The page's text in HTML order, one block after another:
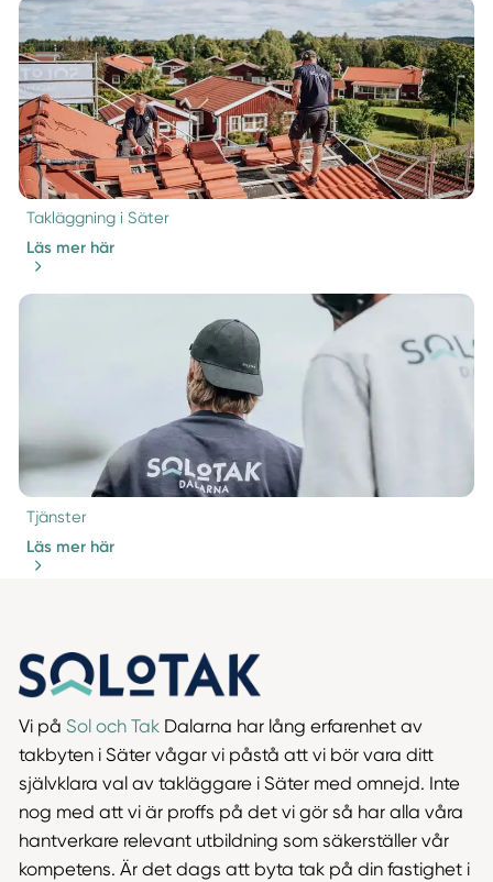
Takläggning i Säter
Läs mer här
Tjänster
Läs mer här
Vi på Sol och TakDalarna har lång erfarenhet av
takbyten i Säter vågar vi påstå att vi bör vara ditt
självklara val av takläggare i Säter med omnejd. Inte
nog med att vi är proffs på det vi gör så har alla våra
hantverkare relevant utbildning som säkerställer vår
kompetens. Är det dags att byta tak på din fastighet i